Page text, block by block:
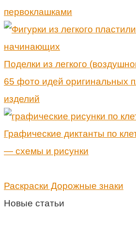
первоклашками
Поделки из легкого
65 фото идей оригинальных
изделий
Графические диктанты по
— схемы и рисунки
Раскраски Дорожные знаки
Новые статьи